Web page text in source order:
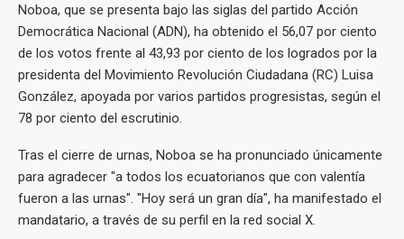
Noboa, que se presenta bajo las siglas del partido Acción
Democrática Nacional (ADN), ha obtenido el 56,07 por ciento
de los votos frente al 43,93 por ciento de los logrados por la
presidenta del Movimiento Revolución Ciudadana (RC) Luisa
González, apoyada por varios partidos progresistas, según el
78 por ciento del escrutinio.
Tras el cierre de urnas, Noboa se ha pronunciado únicamente
para agradecer "a todos los ecuatorianos que con valentía
fueron a las urnas". "Hoy será un gran día", ha manifestado el
mandatario, a través de su perfil en la red social X.